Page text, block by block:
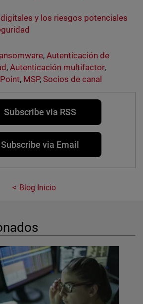
y los riesgos potenciales
, Autenticación de
, Autenticación multifactor,
, MSP, Socios de canal
Subscribe via RSS
Subscribe via Email
Blog Inicio